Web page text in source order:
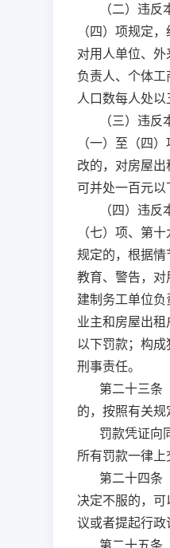
（二）违
（四）项规定
对用人单位、
负责人、个体
人口数每人处以
（三）违
（一）至（四
改的，对房屋出
可并处一百元以
（四）违
（七）项、第
规定的，根据
教育、警告，
建制务工单位
业主和房屋出
以下罚款；构
刑事责任。
第二十三
的，按照有关规
罚款凭证向
所有罚款一律上
第二十四
决定不服的，
议或者提起行政
第二十五